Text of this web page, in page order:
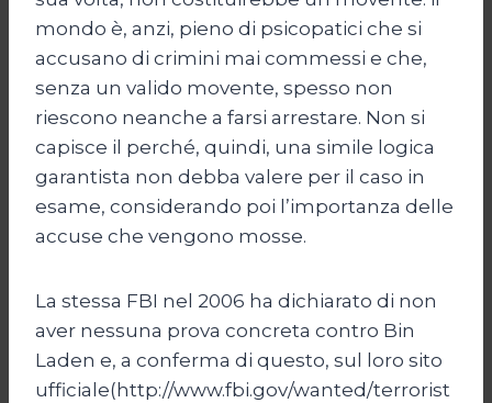
mondo è, anzi, pieno di psicopatici che si
accusano di crimini mai commessi e che,
senza un valido movente, spesso non
riescono neanche a farsi arrestare. Non si
capisce il perché, quindi, una simile logica
garantista non debba valere per il caso in
esame, considerando poi l’importanza delle
accuse che vengono mosse.
La stessa FBI nel 2006 ha dichiarato di non
aver nessuna prova concreta contro Bin
Laden e, a conferma di questo, sul loro sito
ufficiale(http://www.fbi.gov/wanted/terrorist